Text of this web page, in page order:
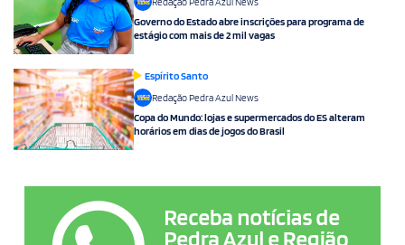
Governo do Estado abre inscrições para programa de
estágio com mais de 2 mil vagas
Espírito Santo
Redação Pedra Azul News
Copa do Mundo: lojas e supermercados do ES alteram
horários em dias de jogos do Brasil